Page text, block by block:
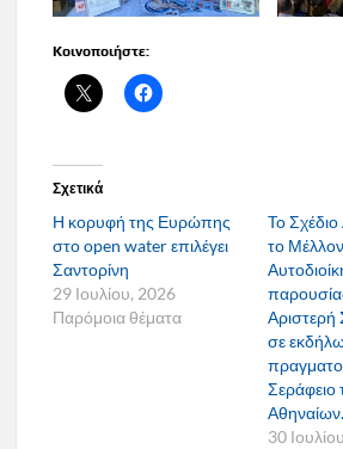
Κοινοποιήστε:
Σχετικά
Η κορυφή της Ευρώπης
στο open water επιλέγει
Σαντορίνη
29 Ιουλίου, 2026
Παρόμοια θέματα
To Σχέδιο
το
σε
Σεράφειο
Αθηναίων.
30